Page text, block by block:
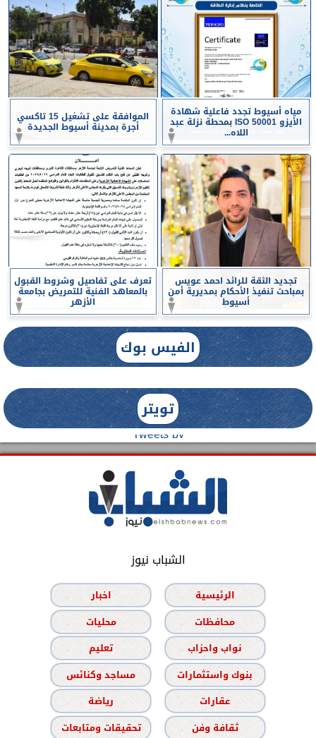
مياه أسيوط تجدد فاعلية شهادة
الأيزو ISO 50001 بمحطة نزلة عبد
اللاه...
الموافقة على تشغيل 15 تاكسي
أجرة بمدينة أسيوط الجديدة
تجديد الثقة للرائد احمد عويس
بمباحث تنفيذ الأحكام بمديرية أمن
أسيوط
تعرف على تفاصيل وشروط القبول
بالمعاهد الفنية للتمريض بجامعة
الأزهر
الفيس بوك
تويتر
Tweets by
الشباب نيوز
الرئيسية
اخبار
محافظات
محليات
نواب واحزاب
تعليم
بنوك واستثمارات
مساجد وكنائس
عقارات
رياضة
ثقافة وفن
تحقيقات ومتابعات